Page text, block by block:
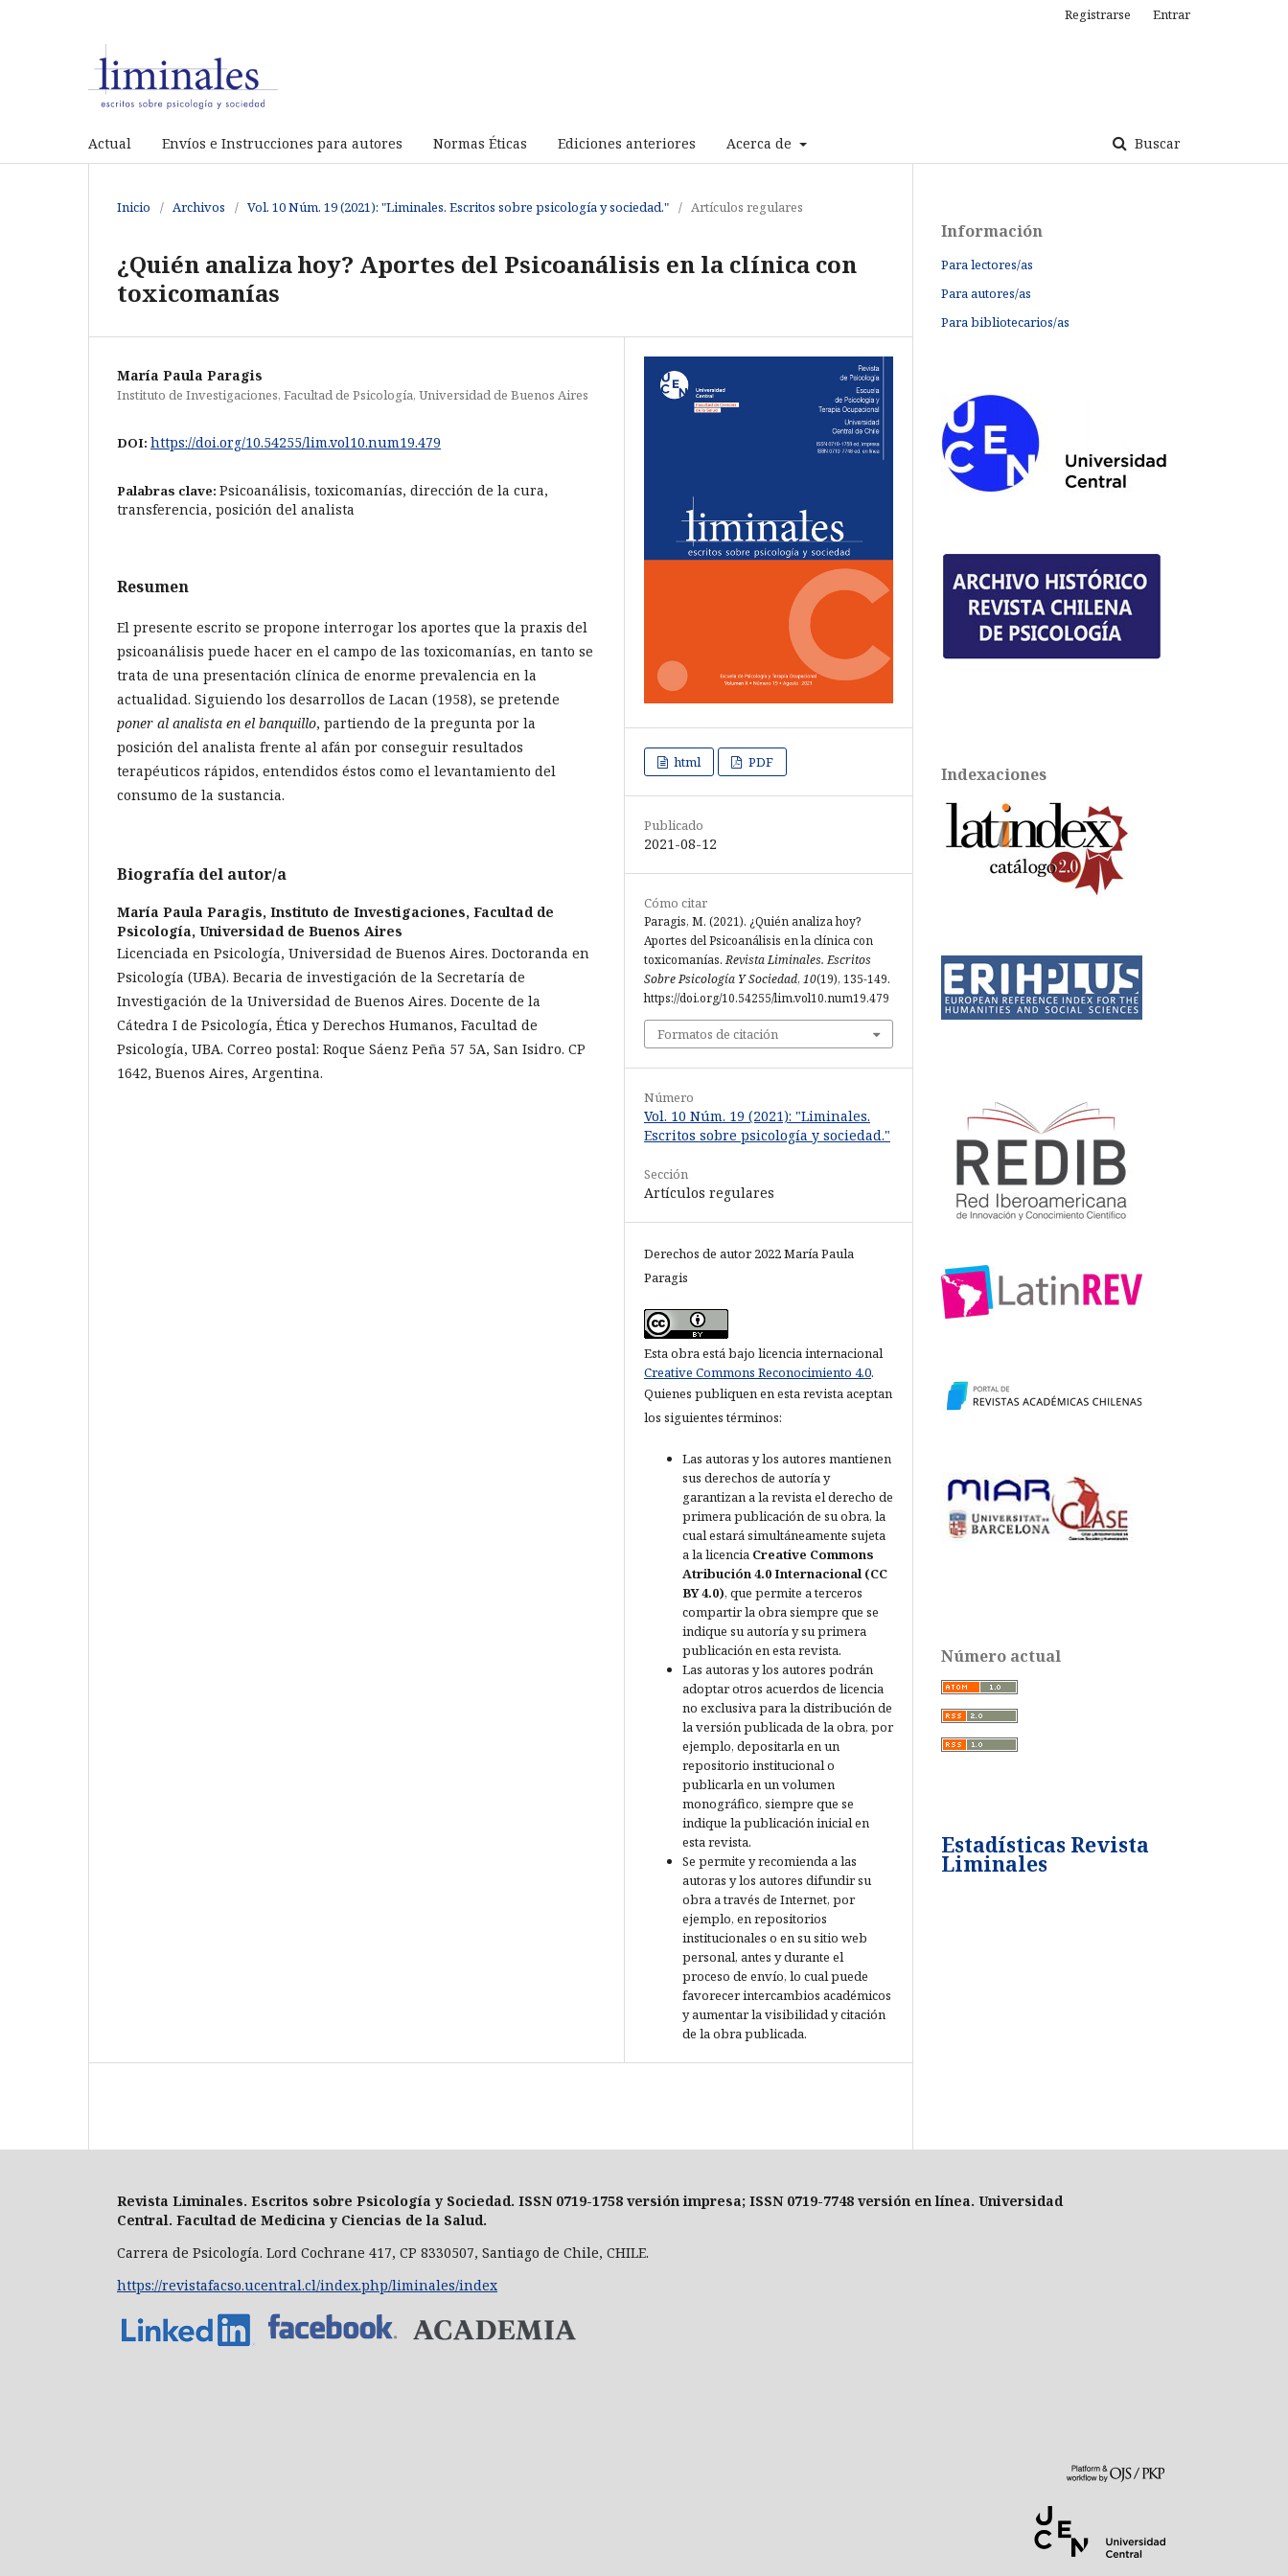
Actual Envíos e Instrucciones para autores Normas Éticas Ediciones anteriores Acerca de Buscar
Registrarse Entrar
Inicio / Archivos / Vol. 10 Núm. 19 (2021): "Liminales. Escritos sobre psicología y sociedad." / Artículos regulares
¿Quién analiza hoy? Aportes del Psicoanálisis en la clínica con
toxicomanías
María Paula Paragis
Instituto de Investigaciones, Facultad de Psicología, Universidad de Buenos Aires
DOI: https://doi.org/10.54255/lim.vol10.num19.479
Palabras clave: Psicoanálisis, toxicomanías, dirección de la cura,
transferencia, posición del analista
Resumen
El presente escrito se propone interrogar los aportes que la praxis del
psicoanálisis puede hacer en el campo de las toxicomanías, en tanto se
trata de una presentación clínica de enorme prevalencia en la
actualidad. Siguiendo los desarrollos de Lacan (1958), se pretende
poner al analista en el banquillo, partiendo de la pregunta por la
posición del analista frente al afán por conseguir resultados
terapéuticos rápidos, entendidos éstos como el levantamiento del
consumo de la sustancia.
Biografía del autor/a
María Paula Paragis, Instituto de Investigaciones, Facultad de
Psicología, Universidad de Buenos Aires
Licenciada en Psicología, Universidad de Buenos Aires. Doctoranda en
Psicología (UBA). Becaria de investigación de la Secretaría de
Investigación de la Universidad de Buenos Aires. Docente de la
Cátedra I de Psicología, Ética y Derechos Humanos, Facultad de
Psicología, UBA. Correo postal: Roque Sáenz Peña 57 5A, San Isidro. CP
1642, Buenos Aires, Argentina.
html PDF
Publicado
2021-08-12
Cómo citar
Paragis, M. (2021). ¿Quién analiza hoy?
Aportes del Psicoanálisis en la clínica con
toxicomanías.Revista Liminales. Escritos
Sobre Psicología Y Sociedad, 10(19), 135-149.
https://doi.org/10.54255/lim.vol10.num19.479
Formatos de citación
Número
Vol. 10 Núm. 19 (2021): "Liminales.
Escritos sobre psicología y sociedad."
Sección
Artículos regulares
Derechos de autor 2022 María Paula
Paragis
Esta obra está bajo licencia internacional
Creative Commons Reconocimiento 4.0.
Quienes publiquen en esta revista aceptan
los siguientes términos:
Las autoras y los autores mantienen
sus derechos de autoría y
garantizan a la revista el derecho de
primera publicación de su obra, la
cual estará simultáneamente sujeta
a la licencia Creative Commons
Atribución 4.0 Internacional (CC
BY 4.0), que permite a terceros
compartir la obra siempre que se
indique su autoría y su primera
publicación en esta revista.
Las autoras y los autores podrán
adoptar otros acuerdos de licencia
no exclusiva para la distribución de
la versión publicada de la obra, por
ejemplo, depositarla en un
repositorio institucional o
publicarla en un volumen
monográfico, siempre que se
indique la publicación inicial en
esta revista.
Se permite y recomienda a las
autoras y los autores difundir su
obra a través de Internet, por
ejemplo, en repositorios
institucionales o en su sitio web
personal, antes y durante el
proceso de envío, lo cual puede
favorecer intercambios académicos
y aumentar la visibilidad y citación
de la obra publicada.
Información
Para lectores/as
Para autores/as
Para bibliotecarios/as
Indexaciones
Número actual
Estadísticas Revista
Liminales
Revista Liminales. Escritos sobre Psicología y Sociedad. ISSN 0719-1758 versión impresa; ISSN 0719-7748 versión en línea. Universidad
Central. Facultad de Medicina y Ciencias de la Salud.
Carrera de Psicología. Lord Cochrane 417, CP 8330507, Santiago de Chile, CHILE.
https://revistafacso.ucentral.cl/index.php/liminales/index